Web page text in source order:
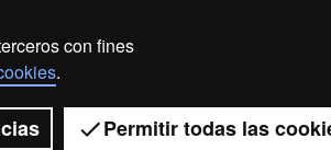
con fines
.
Permitir todas las